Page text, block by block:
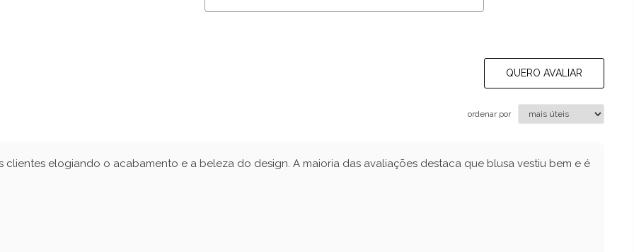
QUERO AVALIAR
ordenar por
elogiando o acabamento e a beleza do design. A maioria das avaliações destaca que blusa vestiu bem e é